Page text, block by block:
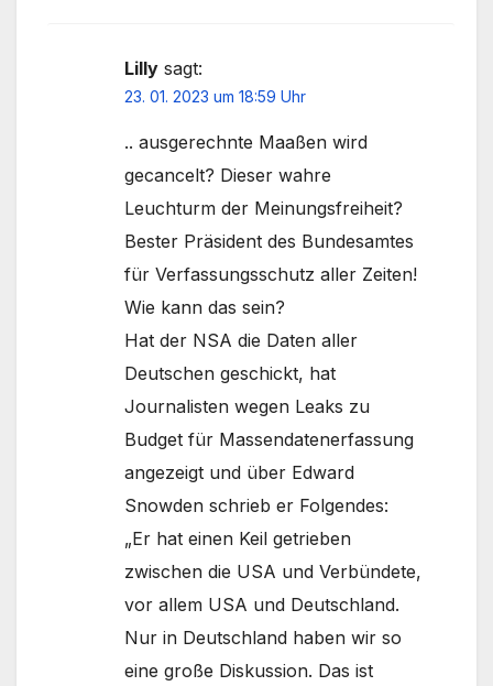
Lilly sagt:
23. 01. 2023 um 18:59 Uhr
.. ausgerechnte Maaßen wird
gecancelt? Dieser wahre
Leuchturm der Meinungsfreiheit?
Bester Präsident des Bundesamtes
für Verfassungsschutz aller Zeiten!
Wie kann das sein?
Hat der NSA die Daten aller
Deutschen geschickt, hat
Journalisten wegen Leaks zu
Budget für Massendatenerfassung
angezeigt und über Edward
Snowden schrieb er Folgendes:
„Er hat einen Keil getrieben
zwischen die USA und Verbündete,
vor allem USA und Deutschland.
Nur in Deutschland haben wir so
eine große Diskussion. Das ist